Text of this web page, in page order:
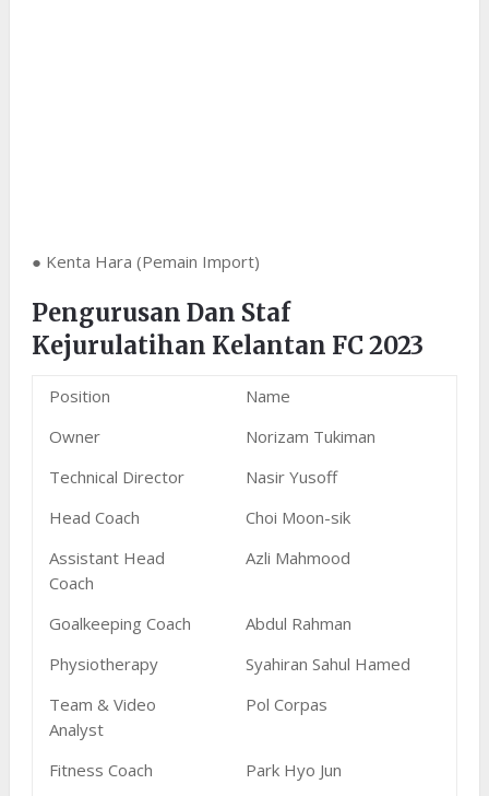
● Kenta Hara (Pemain Import)
Pengurusan Dan Staf
Kejurulatihan Kelantan FC 2023
Position
Name
Owner
Norizam Tukiman
Technical Director
Nasir Yusoff
Head Coach
Choi Moon-sik
Assistant Head
Coach
Azli Mahmood
Goalkeeping Coach
Abdul Rahman
Physiotherapy
Syahiran Sahul Hamed
Team & Video
Analyst
Pol Corpas
Fitness Coach
Park Hyo Jun